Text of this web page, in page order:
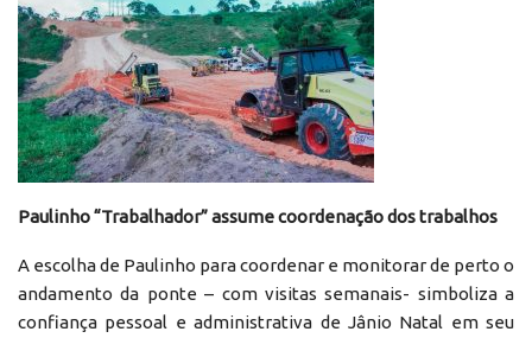
Paulinho “Trabalhador” assume coordenação dos trabalhos
A escolha de Paulinho para coordenar e monitorar de perto o
andamento da ponte – com visitas semanais- simboliza a
confiança pessoal e administrativa de Jânio Natal em seu